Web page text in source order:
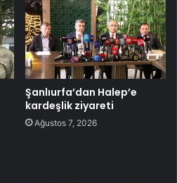
Şanlıurfa’dan Halep’e
kardeşlik ziyareti
Ağustos 7, 2026